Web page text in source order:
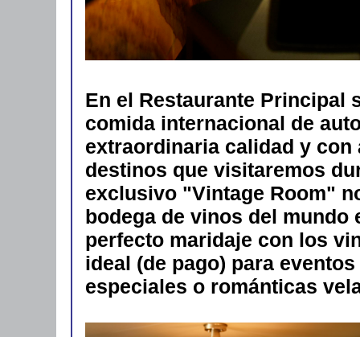
En el Restaurante Principal
comida internacional de
extraordinaria calidad y
destinos que visitaremos
exclusivo "Vintage Room"
bodega de vinos del mundo
perfecto maridaje con los
ideal (de pago) para
especiales o románticas